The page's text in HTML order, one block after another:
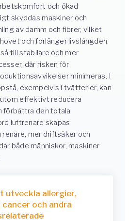
och ökad
skyddas maskiner och
av damm och fibrer, vilket
och förlänger livslängden.
till stabilare och mer
där risken för
minimeras. I
exempelvis i tvätterier, kan
effektivt reducera
förbättra den totala
luftrenare skapas
mer driftsäker och
både människor, maskiner
utveckla allergier,
och andra